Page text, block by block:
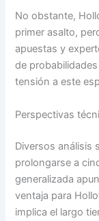
No obstante,
primer asalto,
apuestas y
de
tensión a este
Perspectivas
Diversos análisis
prolongarse a
generalizada
ventaja para
implica el largo